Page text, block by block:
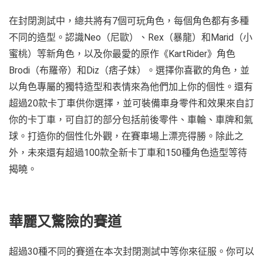
在封閉測試中，總共將有7個可玩角色，每個角色都有多種
不同的造型。認識Neo（尼歐）、Rex（暴龍）和Marid（小
蜜桃）等新角色，以及你最愛的原作《KartRider》角色
Brodi（布羅帝）和Diz（痞子妹）。選擇你喜歡的角色，並
以角色專屬的獨特造型和表情來為他們加上你的個性。還有
超過20款卡丁車供你選擇，並可裝備車身零件和效果來自訂
你的卡丁車，可自訂的部分包括前後零件、車輪、車牌和氣
球。打造你的個性化外觀，在賽車場上漂亮得勝。除此之
外，未來還有超過100款全新卡丁車和150種角色造型等待
揭曉。
華麗又驚險的賽道
超過30種不同的賽道在本次封閉測試中等你來征服。你可以